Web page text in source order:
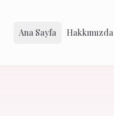
Ana Sayfa Hakkımızda